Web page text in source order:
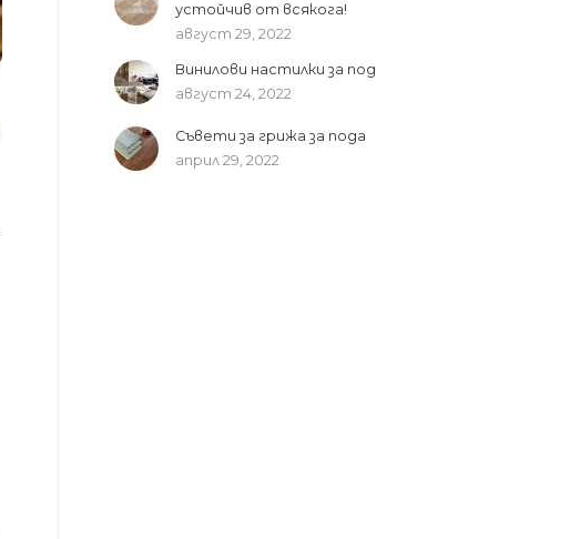
устойчив от всякога!
август 29, 2022
Винилови настилки за под
август 24, 2022
Съвети за грижа за пода
април 29, 2022